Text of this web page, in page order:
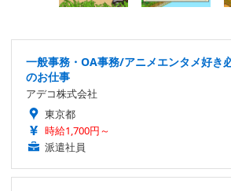
一般事務・OA事務/アニメエンタメ好き
のお仕事
アデコ株式会社
東京都
時給1,700円～
派遣社員